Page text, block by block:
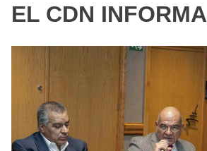
EL CDN INFORMA